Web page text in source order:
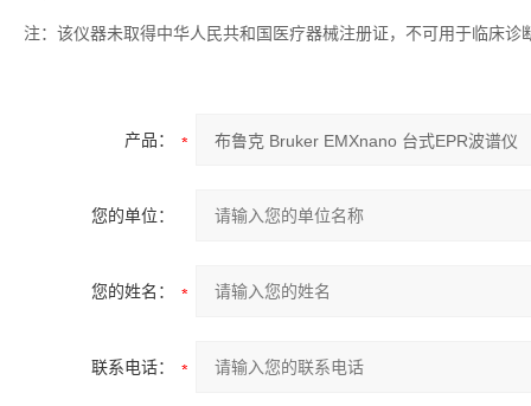
注：该仪器未取得中华人民共和国医疗器械注册证，不可用于临床诊
产品：
您的单位：
您的姓名：
联系电话：